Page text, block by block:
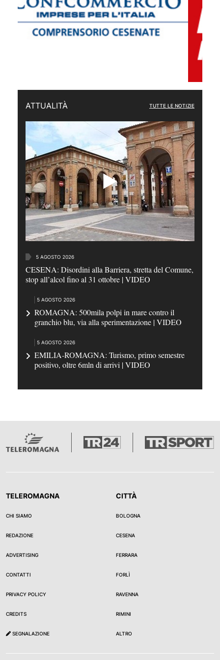
ATTUALITÀ TUTTE LE NOTIZIE
5 AGOSTO 2026
CESENA: Disordini alla Barriera, stretta del Comune,
stop all’alcol fino al 31 ottobre | VIDEO
5 AGOSTO 2026
ROMAGNA: 500mila polpi in mare contro il
granchio blu, via alla sperimentazione | VIDEO
5 AGOSTO 2026
EMILIA-ROMAGNA: Turismo, primo semestre
positivo, oltre 6mln di arrivi | VIDEO
TELEROMAGNA
CHI SIAMO
REDAZIONE
ADVERTISING
CONTATTI
PRIVACY POLICY
CREDITS
SEGNALAZIONE
CITTÀ
BOLOGNA
CESENA
FERRARA
FORLÌ
RAVENNA
RIMINI
ALTRO